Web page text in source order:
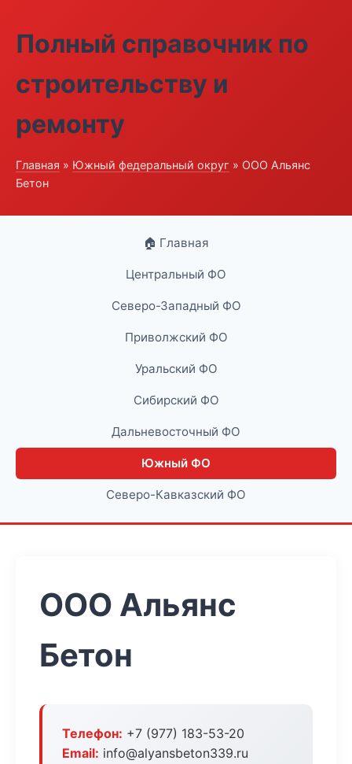
Полный справочник по
строительству и
ремонту
Главная » Южный федеральный округ » ООО Альянс
Бетон
🏠 Главная
Центральный ФО
Северо-Западный ФО
Приволжский ФО
Уральский ФО
Сибирский ФО
Дальневосточный ФО
Южный ФО
Северо-Кавказский ФО
ООО Альянс
Бетон
Телефон: +7 (977) 183-53-20
Email: info@alyansbeton339.ru